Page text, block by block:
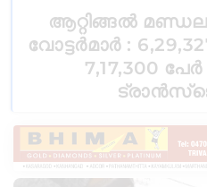
ആറ്റിങ്ങൽ
വോട്ടർമാർ :
7,17,300